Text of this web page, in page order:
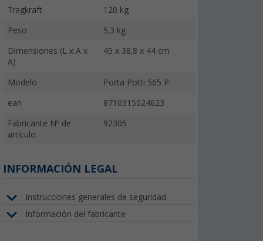
Tragkraft 120 kg
Peso 5,3 kg
Dimensiones (L x A x
A)
45 x 38,8 x 44 cm
Modelo Porta Potti 565 P
ean 8710315024623
Fabricante Nº de
artículo
92305
INFORMACIÓN LEGAL
Instrucciones generales de seguridad
Información del fabricante